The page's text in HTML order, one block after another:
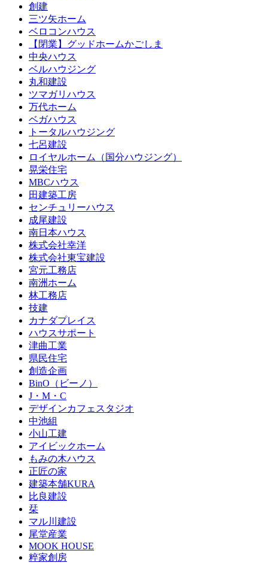
創建
三ツ矢ホーム
ベロコンハウス
【閉業】グッドホームかごしま
中央ハウス
ベルハウジング
丸和建設
ツマガリハウス
万代ホーム
ベガハウス
トータルハウジング
七呂建設
ロイヤルホーム（国分ハウジング）
晃栄住宅
MBCハウス
田建築工房
センチュリーハウス
成尾建設
南日本ハウス
株式会社幸洋
株式会社東宝建設
宮元工務店
南洲ホーム
林工務店
技建
カナダプレイス
ハウスサポート
津曲工業
県民住宅
創造企画
BinO（ビーノ）
J・M・C
デザインカフェスタジオ
中池組
小山工建
アイビックホーム
もみの木ハウス
正匠の家
建築本舗KURA
比良建設
栞
マル川建設
尾堂産業
MOOK HOUSE
粹家創房